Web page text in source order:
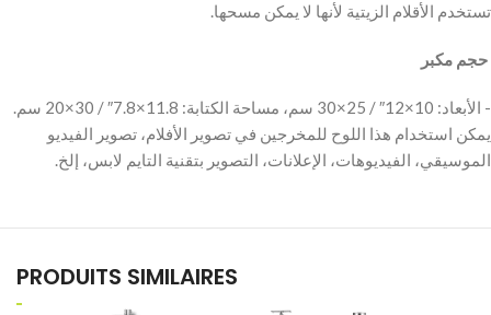
تستخدم الأقلام الزيتية لأنها لا يمكن مسحها.
‫ حجم مكبر
‫- الأبعاد: 10×12″ / 25×30 سم، مساحة الكتابة: 11.8×7.8″ / 30×20 سم.
يمكن استخدام هذا اللوح للمخرجين في تصوير الأفلام، تصوير الفيديو
الموسيقي، الفيديوهات، الإعلانات، التصوير بتقنية التايم لابس، إلخ.
PRODUITS SIMILAIRES